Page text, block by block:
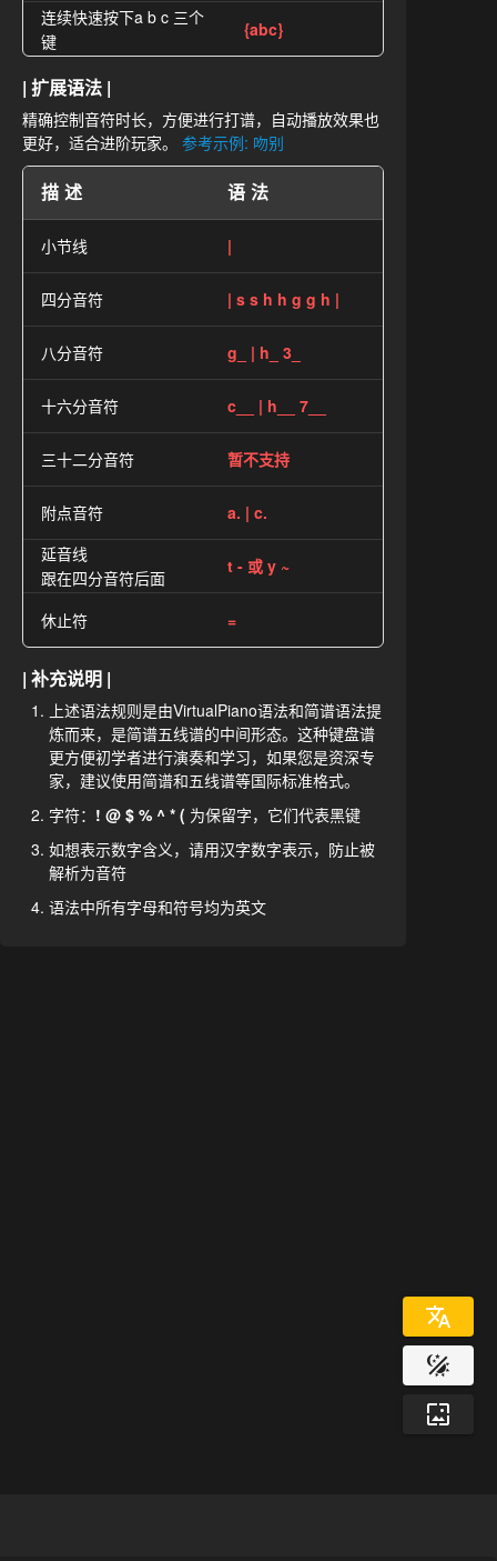
连续快速按下a b c 三个
键
{abc}
| 扩展语法 |
精确控制音符时长，方便进行打谱，自动播放效果也
更好，适合进阶玩家。参考示例: 吻别
描述 语法
小节线 |
四分音符 | s s h h g g h |
八分音符 g_ | h_ 3_
十六分音符 c__ | h__ 7__
三十二分音符 暂不支持
附点音符
a. | c.
延音线
跟在四分音符后面
t - 或 y ~
休止符 =
| 补充说明 |
上述语法规则是由VirtualPiano语法和简谱语法提
炼而来，是简谱五线谱的中间形态。这种键盘谱
更方便初学者进行演奏和学习，如果您是资深专
家，建议使用简谱和五线谱等国际标准格式。
字符： ! @ $ % ^ * ( 为保留字，它们代表黑键
如想表示数字含义，请用汉字数字表示，防止被
解析为音符
语法中所有字母和符号均为英文